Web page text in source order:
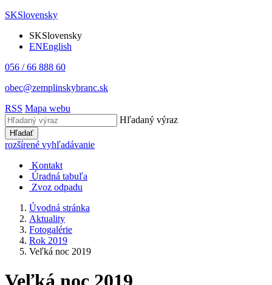
SKSlovensky
SKSlovensky
ENEnglish
056 / 66 888 60
obec@zemplinskybranc.sk
RSS Mapa webu
Hľadaný výraz
Hľadať
rozšírené vyhľadávanie
Kontakt
Úradná tabuľa
Zvoz odpadu
Úvodná stránka
Aktuality
Fotogalérie
Rok 2019
Veľká noc 2019